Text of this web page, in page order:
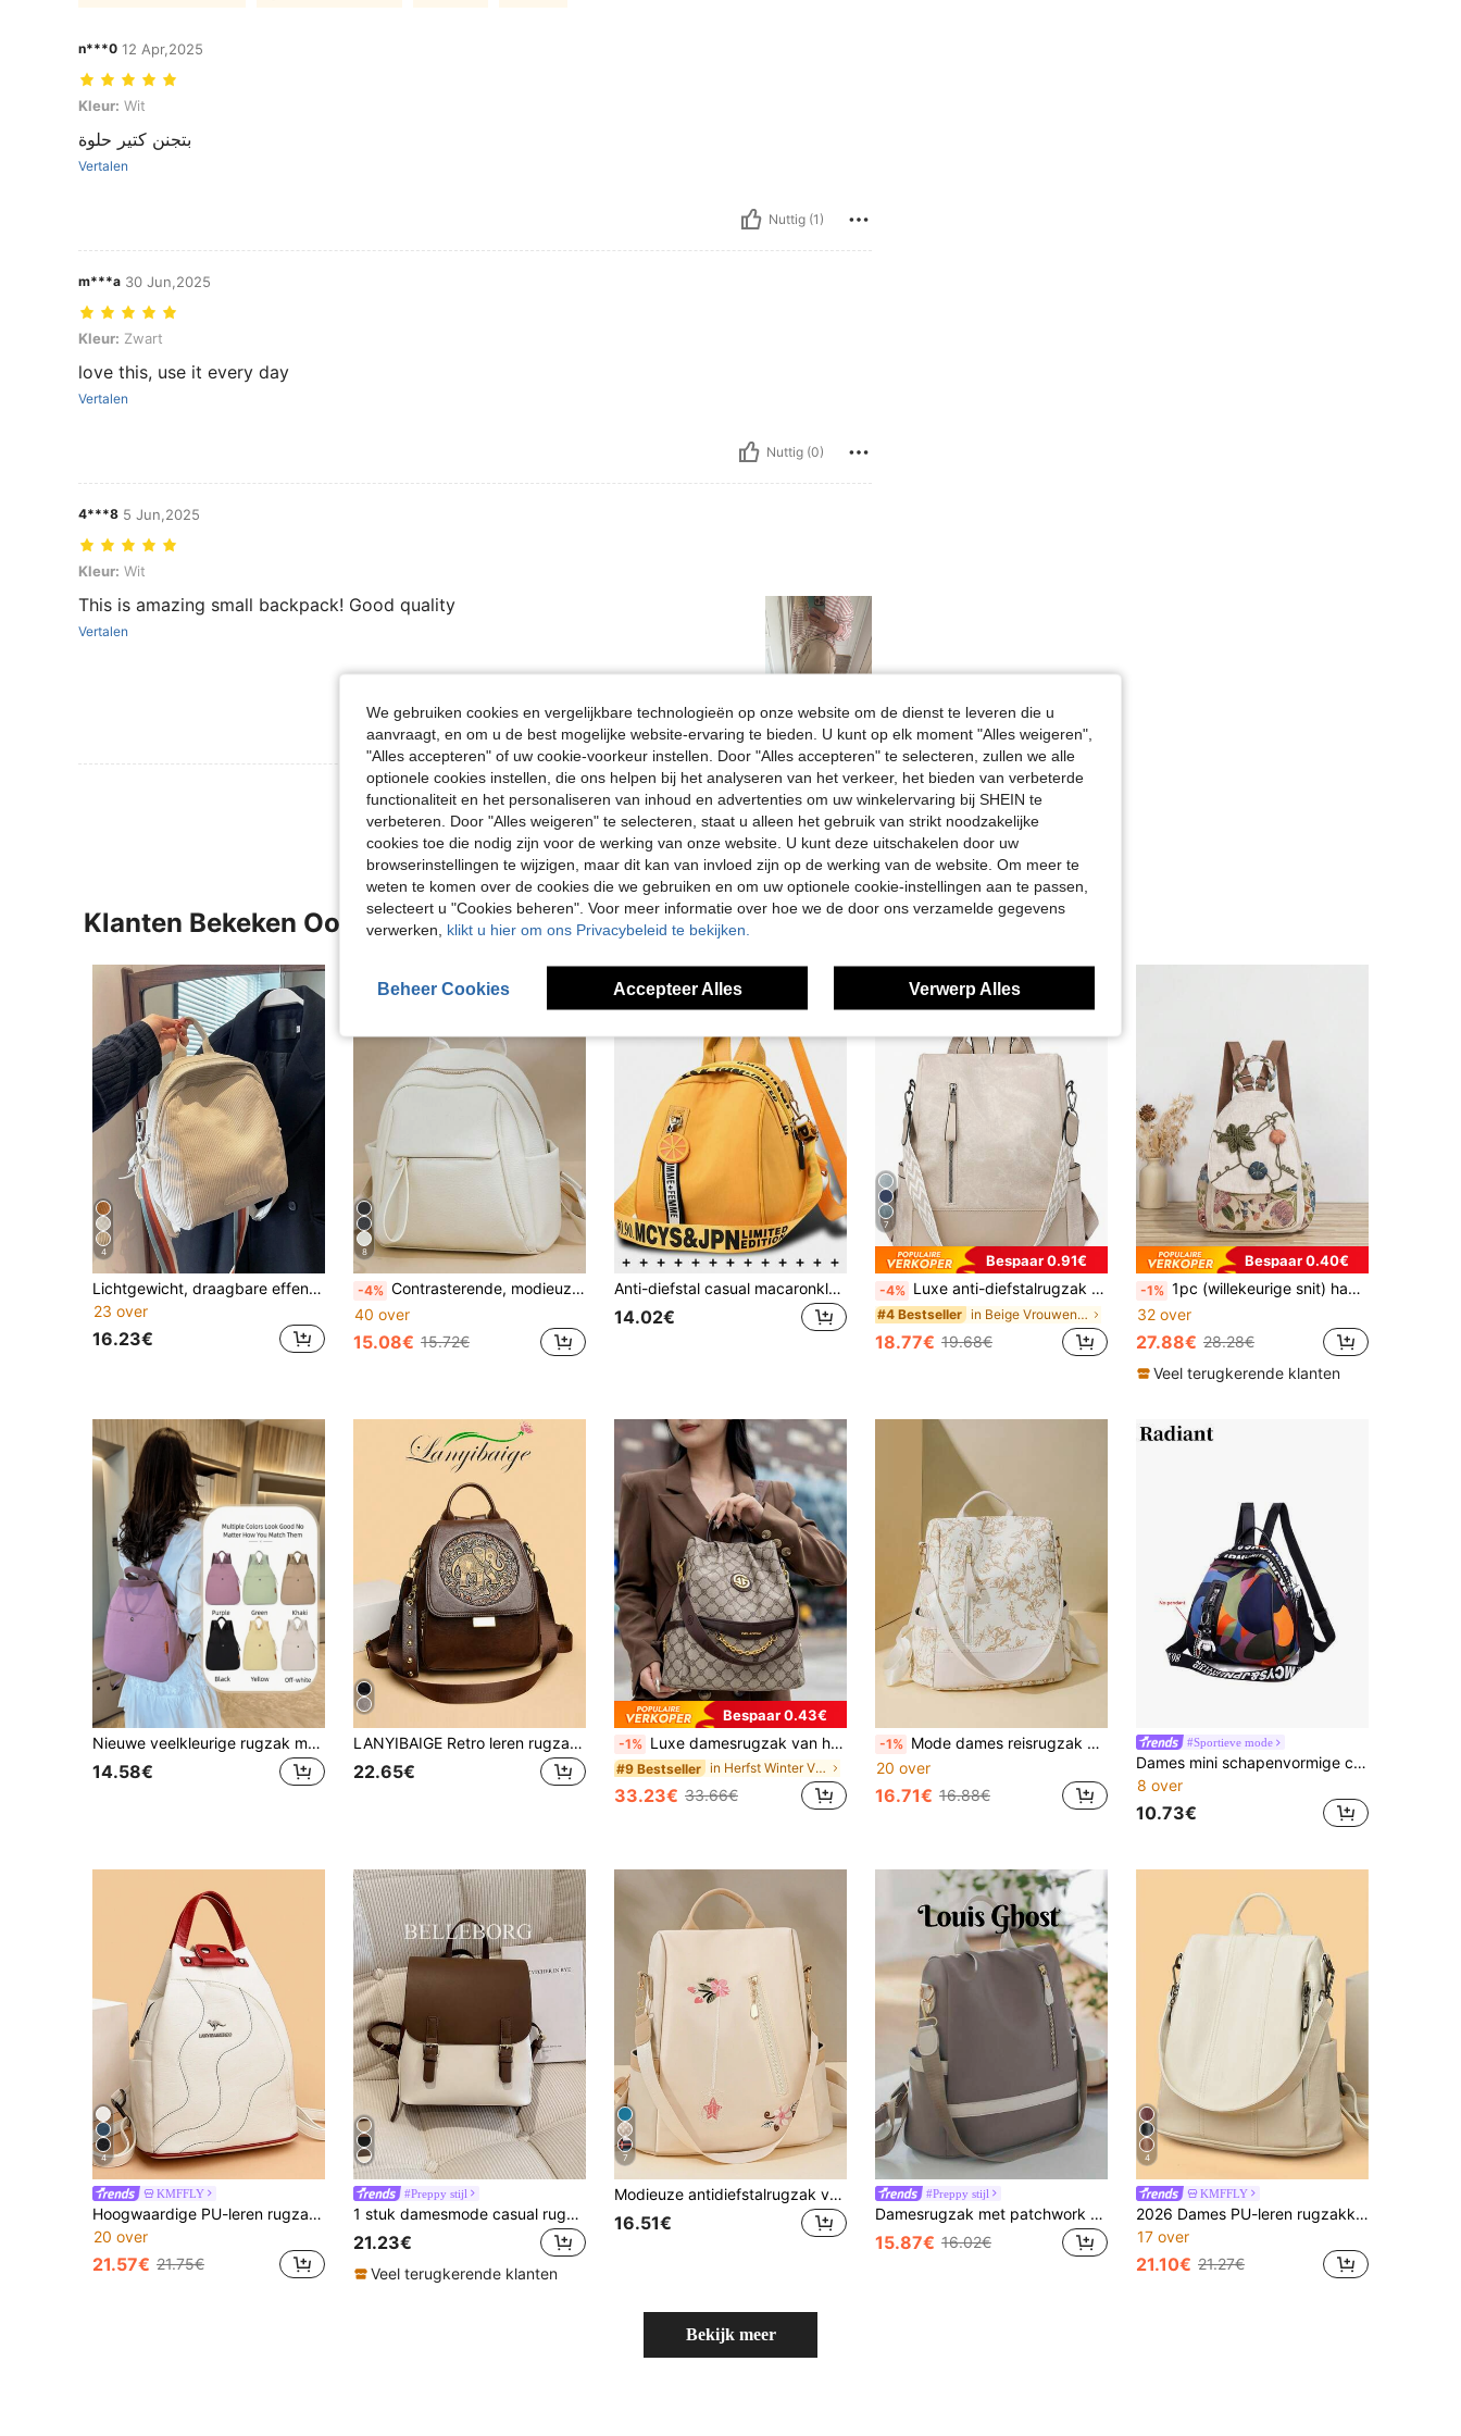
n***0 12 Apr,2025
Kleur: Wit
Kleur: Wit
بتجنن كتير حلوة
Vertalen
Nuttig (1)
m***a 30 Jun,2025
Kleur: Zwart
Kleur: Zwart
love this, use it every day
Vertalen
Nuttig (0)
4***8 5 Jun,2025
Kleur: Wit
Kleur: Wit
This is amazing small backpack! Good quality
Vertalen
Nuttig (3)
Meer Beoordelingen Bekijken
Klanten Bekeken Ook
4
Lichtgewicht, draagbare effen kleur corduroy modieuze casual rugzak, damestas voor tweeërlei gebruik met kleurrijke schouderband voor studenten Schoolrugzak voor studenten Perfect voor universiteit, bedrijf, werk, woon-werkverkeer, terug naar schoolSchoolrugzak, schooltas, rugzak voor school, terug Naar school, grote rugzak, klassiek casual, geschikt voor tienermeisjes, vrouwen, studenten, perfect voor terug naar school, universiteit, middelbare school, middelbare school
23 over
16.23€
8
-4% Contrasterende, modieuze rugzak voor dames, veelzijdige, grote capaciteit casual outdoor lichtgewicht reistas, schooltas voor studenten (zie kleurdetails)
40 over
15.08€ 15.72€
Anti-diefstal casual macaronkleur nylon rugzak voor dames; multifunctionele forenzentas; lichtgewicht reistas met meerdere vakken; schooltas met grote capaciteit; handige studentenrugzak, voor studenten, verpleegkundigen, leraren, zakenmensen, reizen, vakantie, zakenreis, dagelijks woon-werkverkeer, winkelen, kantoor, daten, wandelen, training, werk, verjaardagscadeau, vakantiecadeau
14.02€
7
Bespaar 0.91€
-4% Luxe anti-diefstalrugzak voor dames; nieuwste gepersonaliseerde casual rugzak voor dames; grote, uitbreidbare multifunctionele reisrugzak; multifunctionele schooltas
#4 Bestseller in Beige Vrouwen Rugzakken
18.77€ 19.68€
Bespaar 0.40€
-1% 1pc (willekeurige snit) handgemaakte Boheemse stijl pompoen gevlochten blad grote rugzak met meerdere compartimenten voor op reis
32 over
27.88€ 28.28€
Veel terugkerende klanten
Nieuwe veelkleurige rugzak met ritssluiting. Casual elegante dameshandtas/schoudertas, modieuze minimalistische rugzak, multifunctionele riem, ritssluiting, polyester voering, geschikt voor alle seizoenen.
14.58€
LANYIBAIGE Retro leren rugzak voor dames, nieuwe lichtgewicht reisrugzak, modieuze veelzijdige moedertas, casual dagrugzak
22.65€
Bespaar 0.43€
-1% Luxe damesrugzak van het merk Gurandhis, nieuwe collectie 2025, veelzijdige, bedrukte en multifunctionele reisrugzak
#9 Bestseller in Herfst Winter Vrouwen Rugzakken
33.23€ 33.66€
-1% Mode dames reisrugzak met antidiefstalfunctie voor laptops met grote capaciteit
20 over
16.71€ 16.88€
#Sportieve mode
Dames mini schapenvormige colorblock bedrukte Oxford stof multi-rits omkeerbare schoudertas, casual dagelijks reizen
8 over
10.73€
4
KMFFLY
Hoogwaardige PU-leren rugzak voor dames, kleine capaciteit studentenschooltas, anti-diefstal reisrugzak voor tienermeisjes, schoudertas
20 over
21.57€ 21.75€
#Preppy stijl
1 stuk damesmode casual rugzak met contrasterende kleuren, klep en ritssluiting, geschikt voor studenten en dagelijkse casual uitstapjes
21.23€
Veel terugkerende klanten
7
Modieuze antidiefstalrugzak voor laptops met grote capaciteit, geschikt voor op reis
16.51€
#Preppy stijl
Damesrugzak met patchwork en kleurblokken, grote capaciteit, minimalistische, veelzijdige schoudertas, studentenrugzak, moedertas, werktas, geschikt voor reizen en studenten, boekentas
15.87€ 16.02€
4
KMFFLY
2026 Dames PU-leren rugzakken van hoge kwaliteit, luxe designer rugzakken voor dames, kleine capaciteit, casual dagrugzak voor meisjes
17 over
21.10€ 21.27€
Bekijk meer
We gebruiken cookies en vergelijkbare technologieën op onze website om de dienst te leveren die u
aanvraagt, en om u de best mogelijke website-ervaring te bieden. U kunt op elk moment "Alles weigeren",
"Alles accepteren" of uw cookie-voorkeur instellen. Door "Alles accepteren" te selecteren, zullen we alle
optionele cookies instellen, die ons helpen bij het analyseren van het verkeer, het bieden van verbeterde
functionaliteit en het personaliseren van inhoud en advertenties om uw winkelervaring bij SHEIN te
verbeteren. Door "Alles weigeren" te selecteren, staat u alleen het gebruik van strikt noodzakelijke
cookies toe die nodig zijn voor de werking van onze website. U kunt deze uitschakelen door uw
browserinstellingen te wijzigen, maar dit kan van invloed zijn op de werking van de website. Om meer te
weten te komen over de cookies die we gebruiken en om uw optionele cookie-instellingen aan te passen,
selecteert u "Cookies beheren". Voor meer informatie over hoe we de door ons verzamelde gegevens
verwerken, klikt u hier om ons Privacybeleid te bekijken.
Beheer Cookies Accepteer Alles Verwerp Alles